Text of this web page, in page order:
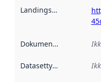
Landingsside
Dokumentasjon
Datasettype